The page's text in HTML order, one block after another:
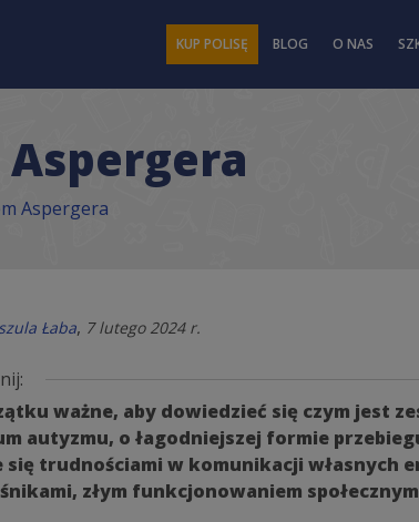
KUP POLISĘ BLOG O NAS
Aspergera
Aspergera
Łaba, 7 lutego 2024 r.
ważne, aby dowiedzieć się czym jest
autyzmu, o łagodniejszej formie
się trudnościami w komunikacji własnych
złym funkcjonowaniem